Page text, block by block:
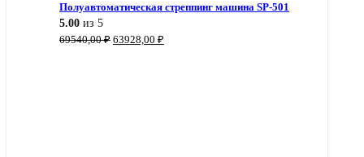
Полуавтоматическая стреппинг машина SP-501
5.00 из 5
69540,00₽ Первоначальная
63928,00 ₽